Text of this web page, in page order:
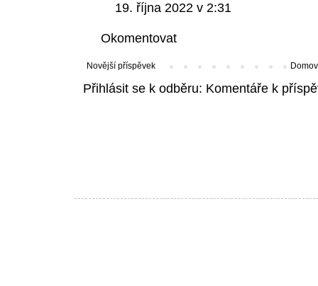
19. října 2022 v 2:31
Okomentovat
Novější příspěvek
Přihlásit se k odběru: Komentáře k